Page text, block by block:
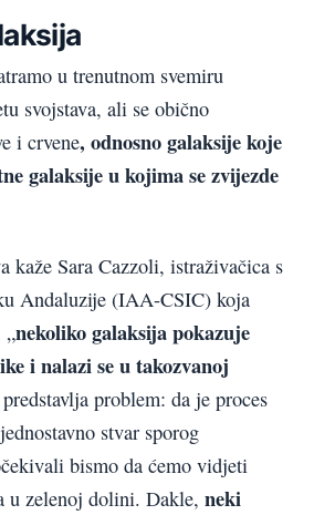
u trenutnom svemiru
svojstava, ali se obično
i crvene, odnosno galaksije koje
galaksije u kojima se zvijezde
kaže Sara Cazzoli, istraživačica s
Andaluzije (IAA-CSIC) koja
„nekoliko galaksija pokazuje
i nalazi se u takozvanoj
problem: da je proces
stvar sporog
bismo da ćemo vidjeti
u zelenoj dolini. Dakle, neki